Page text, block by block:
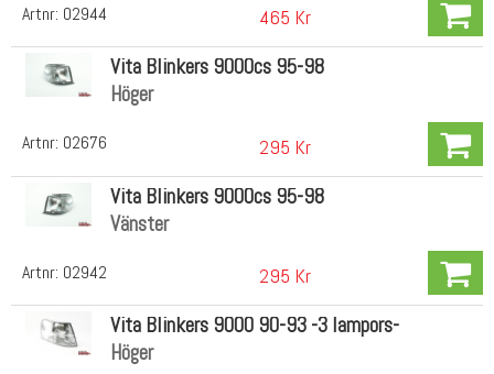
Artnr: 02944 465 Kr
Artnr: 02676
Vita Blinkers 9000cs 95-98
Höger
295 Kr
Artnr: 02942
Vita Blinkers 9000cs 95-98
Vänster
295 Kr
Vita Blinkers 9000 90-93 -3 lampors-
Höger